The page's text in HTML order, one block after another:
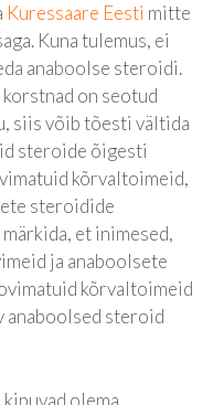
Kuressaare Eesti mitte
Kuna tulemus, ei
anaboolse steroidi.
on seotud
siis võib tõesti vältida
steroide õigesti
kõrvaltoimeid,
steroidide
et inimesed,
ja anaboolsete
kõrvaltoimeid
anaboolsed steroid
olema